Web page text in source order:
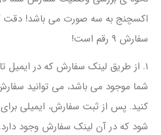
اکسچنج به سه صورت می باشد! دقت
سفارش ۹ رقم است!
۱. از طریق لینک سفارش که در ایمیل
شما موجود می باشد، می توانید
کنید. پس از ثبت سفارش، ایمیلی